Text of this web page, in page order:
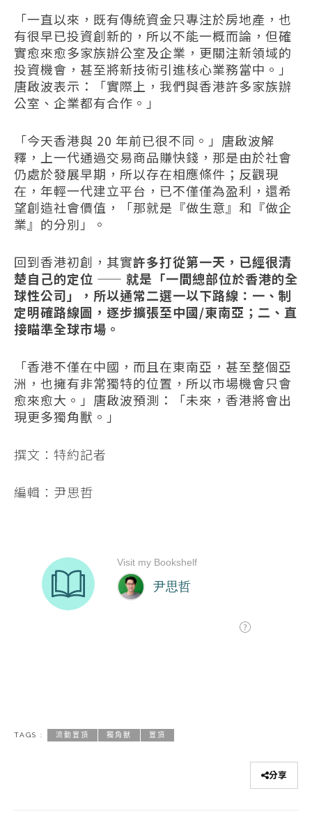
「一直以來，既有傳統資金只專注於房地產，也
有很早已投資創新的，所以不能一概而論，但確
實愈來愈多家族辦公室及企業，更關注新領域的
投資機會，甚至將新技術引進核心業務當中。」
唐啟波表示：「實際上，我們與香港許多家族辦
公室、企業都有合作。」
「今天香港與 20 年前已很不同。」唐啟波解
釋，上一代通過交易商品賺快錢，那是由於社會
仍處於發展早期，所以存在相應條件；反觀現
在，年輕一代建立平台，已不僅僅為盈利，還希
望創造社會價值，「那就是『做生意』和『做企
業』的分別」。
回到香港初創，其實許多打從第一天，已經很清
楚自己的定位 —— 就是「一間總部位於香港的全
球性公司」，所以通常二選一以下路線：一、制
定明確路線圖，逐步擴張至中國/東南亞；二、直
接瞄準全球市場。
「香港不僅在中國，而且在東南亞，甚至整個亞
洲，也擁有非常獨特的位置，所以市場機會只會
愈來愈大。」唐啟波預測：「未來，香港將會出
現更多獨角獸。」
撰文：特約記者
編輯：尹思哲
TAGS : 流動置頂 獨角獸 置頂
分享